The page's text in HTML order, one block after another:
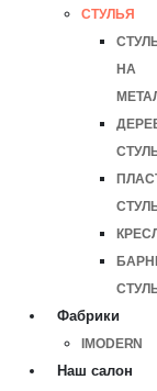
СТУЛЬЯ
НА
Фабрики
IMODERN
Наш салон